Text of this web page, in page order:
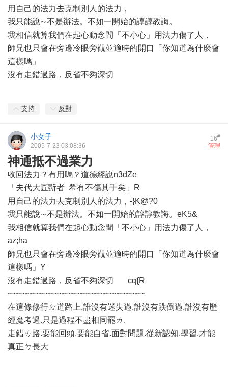
用自己的法力去克制別人的法力，
我只能說∼不是辦法。不如一開始的諄諄教誨。
我相信就算我們在起心動念間「不小心」用法力傷了人，
師兄也只會在旁邊冷眼旁觀並適時的開口「你知道為什麼會
這樣嗎」
沒有走錯過路，反省不夠深切
支持 反對
16#
小女子
管理
2005-7-23 03:08:36
神通抵不過業力
收回法力？有用嗎？道德經說n3dZe
「夫代大匠斲者 希有不傷其手矣」R
用自己的法力去克制別人的法力，-}K@?0
我只能說∼不是辦法。不如一開始的諄諄教誨。eK5&
我相信就算我們在起心動念間「不小心」用法力傷了人，
az;ha
師兄也只會在旁邊冷眼旁觀並適時的開口「你知道為什麼會
這樣嗎」Y
沒有走錯過路，反省不夠深切 cq{R
~~~~~~~~~~~~~~~~~~~~~~~~~~~~~~
在這條修行ㄉ道路上.誰沒有迷失過.誰沒有跌倒過.誰沒有歷
經魔考過.只是過程不盡相同罷ㄌ.
走錯ㄌ路.要能回頭.要能自省.面對問題.從新認知.學習.才能
真正ㄉ長大